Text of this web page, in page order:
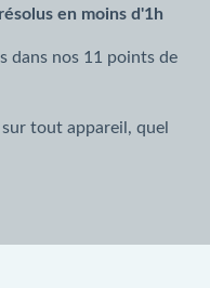
résolus en moins d'1h
dans nos 11 points de
tout appareil, quel